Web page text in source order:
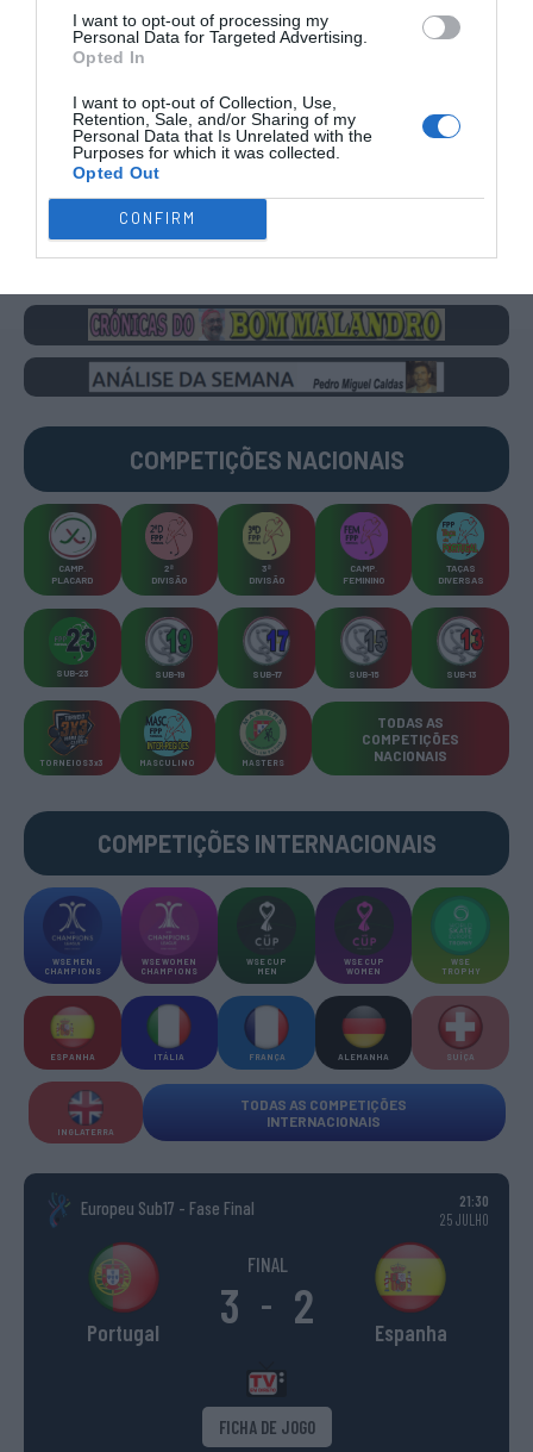
I want to opt-out of processing my
Personal Data for Targeted Advertising.
Opted In
I want to opt-out of Collection, Use,
Retention, Sale, and/or Sharing of my
Personal Data that Is Unrelated with the
Purposes for which it was collected.
Opted Out
CONFIRM
CAMPEÕES, SUBIDAS E DESCIDAS2025-26
JOGOS EM DIRETO
ÚLTIMOS
RESULTADOS
JOGOS
COMPETIÇÕES NACIONAIS
CAMP
PLACARD
2ª
DIVISÃO
3ª
DIVISÃO
CAMP
FEMININO
TAÇAS
DIVERSAS
SUB-23 SUB-19 SUB-17 SUB-15 SUB-13
TORNEIOS 3x3 MASCULINO MASTERS
TODAS AS
COMPETIÇÕES
NACIONAIS
COMPETIÇÕES INTERNACIONAIS
WSE MEN
CHAMPIONS
WSE WOMEN
CHAMPIONS
WSE CUP
MEN
WSE CUP
WOMEN
WSE
TROPHY
ESPANHA ITÁLIA FRANÇA ALEMANHA SUÍÇA
INGLATERRA
TODAS AS COMPETIÇÕES
INTERNACIONAIS
Europeu Sub17 - Fase Final
21:30
25 JULHO
Portugal
FINAL
3 - 2 Espanha
FICHA DE JOGO